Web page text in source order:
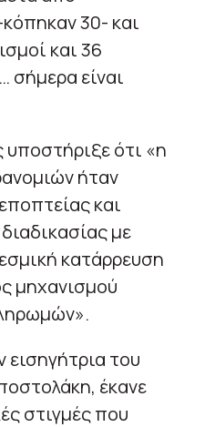
30- και
και 36
σήμερα είναι
ότι «η
ήταν
και
με
κατάρρευση
μηχανισμού
του
έκανε
στιγμές που